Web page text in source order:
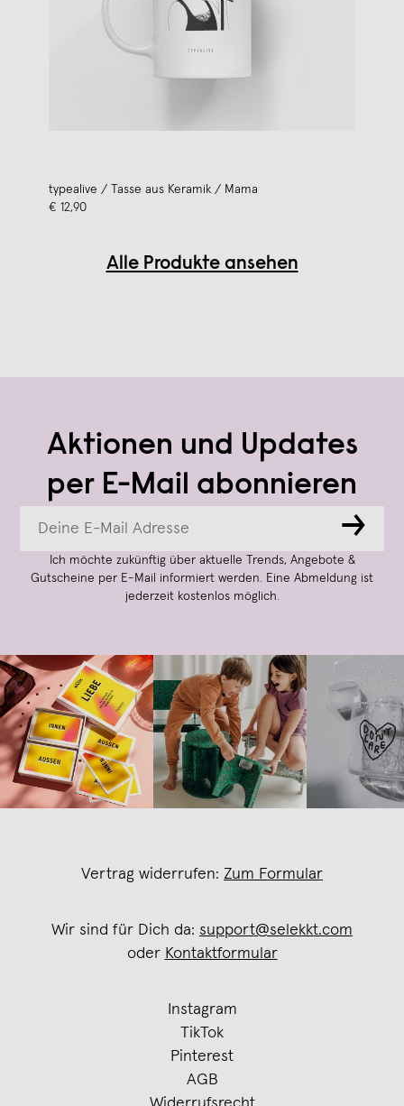
typealive / Tasse aus Keramik / Mama
€ 12,90
Alle Produkte ansehen
Aktionen und Updates
per E-Mail abonnieren
→
Ich möchte zukünftig über aktuelle Trends, Angebote &
Gutscheine per E-Mail informiert werden. Eine Abmeldung ist
jederzeit kostenlos möglich.
Vertrag widerrufen: Zum Formular
Wir sind für Dich da: support@selekkt.com
oder Kontaktformular
Instagram
TikTok
Pinterest
AGB